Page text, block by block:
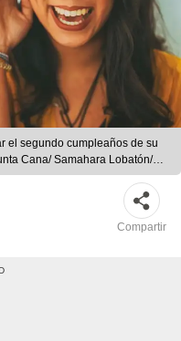
el segundo cumpleaños de su
Cana/ Samahara Lobatón/
Compartir